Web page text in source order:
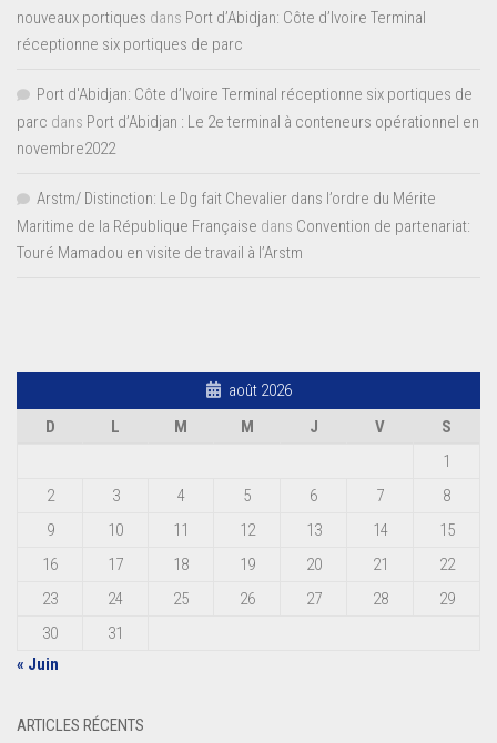
nouveaux portiques dans Port d’Abidjan: Côte d’Ivoire Terminal
réceptionne six portiques de parc
Port d'Abidjan: Côte d’Ivoire Terminal réceptionne six portiques de
parc dans Port d’Abidjan : Le 2e terminal à conteneurs opérationnel en
novembre2022
Arstm/ Distinction: Le Dg fait Chevalier dans l’ordre du Mérite
Maritime de la République Française dans Convention de partenariat:
Touré Mamadou en visite de travail à l’Arstm
août 2026
D
L M M J V
S
1
2
3 4 5 6 7
8
9
10 11 12 13 14
15
16
17 18 19 20 21
22
23
24 25 26 27 28
29
30
31
« Juin
ARTICLES RÉCENTS